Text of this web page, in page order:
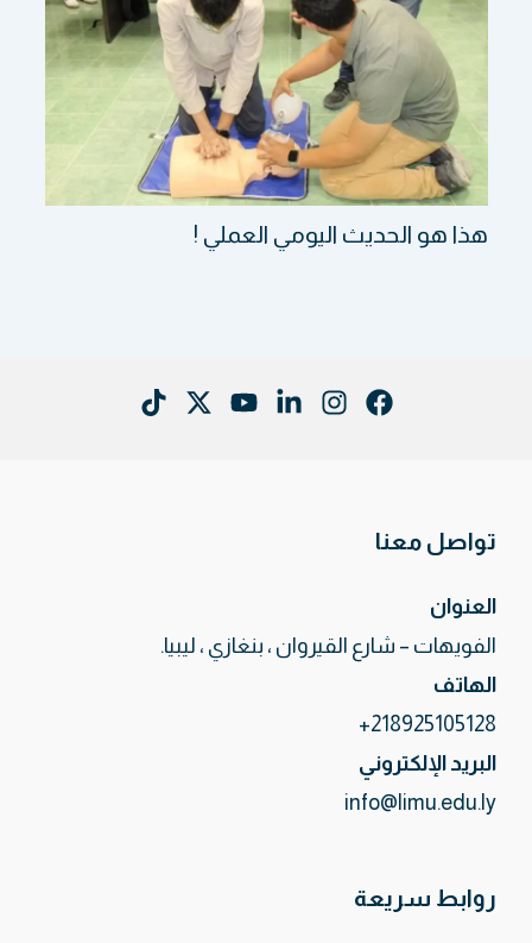
هذا هو الحديث اليومي العملي !
تواصل معنا
العنوان
الفويهات – شارع القيروان ، بنغازي ، ليبيا.
الهاتف
218925105128+
البريد الإلكتروني
info@limu.edu.ly
روابط سريعة